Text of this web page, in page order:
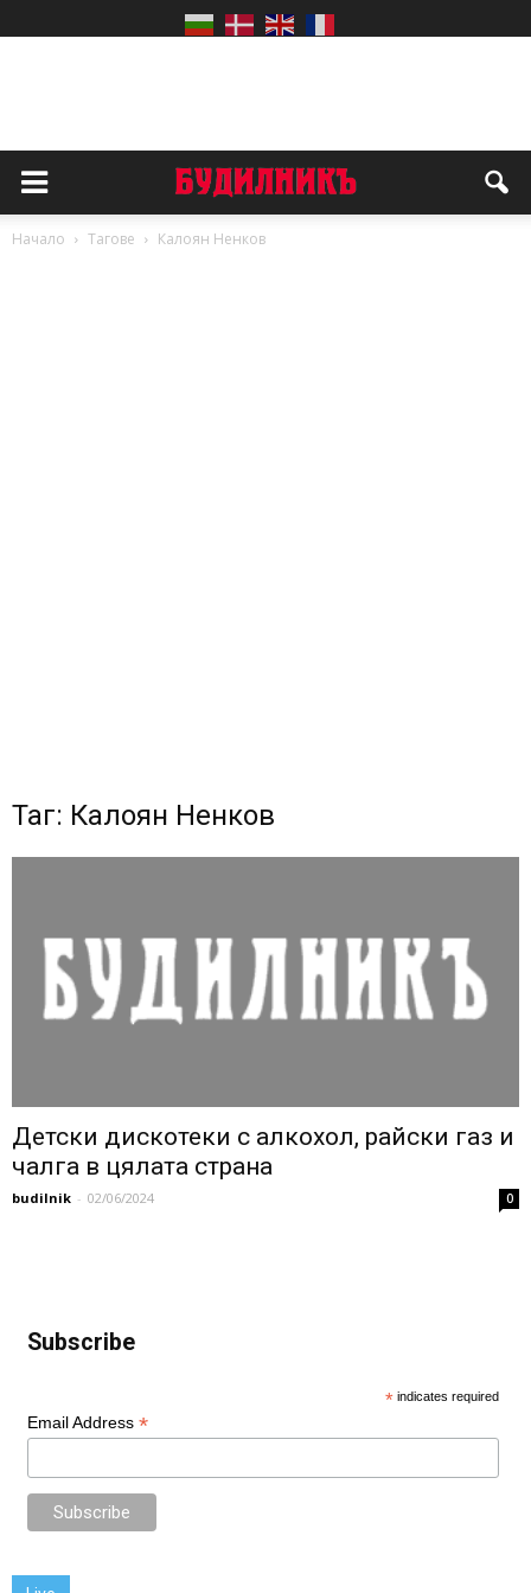
Начало Тагове Калоян Ненков
Таг: Калоян Ненков
Детски дискотеки с алкохол, райски газ и
чалга в цялата страна
budilnik - 02/06/2024 0
Subscribe
* indicates required
Email Address *